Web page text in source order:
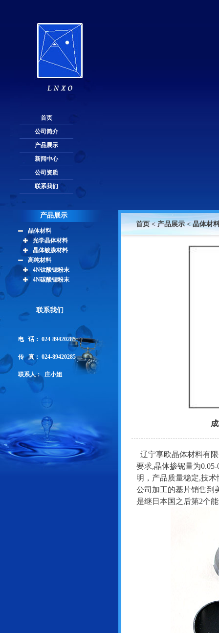
首页
公司简介
产品展示
新闻中心
公司资质
联系我们
产品展示
晶体材料
光学晶体材料
晶体镀膜材料
高纯材料
4N钛酸锶粉末
4N碳酸锶粉末
联系我们
电 话： 024-89420285
传 真： 024-89420285
联系人： 庄小姐
首页<产品展示<晶体材
辽宁享欧晶体材料有
要求,晶体掺铌量为
明，产品质量稳定,技
公司加工的基片销售到
是继日本国之后第2个